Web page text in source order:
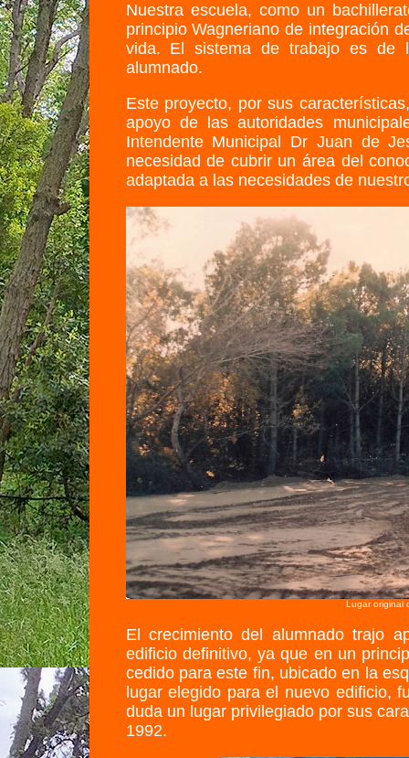
Nuestra escuela, como un
principio Wagneriano de integración
vida. El sistema de trabajo es de
alumnado.
Este proyecto, por sus
apoyo de las autoridades
Intendente Municipal Dr Juan de
necesidad de cubrir un área del
adaptada a las necesidades de
Lugar original
El crecimiento del alumnado trajo
edificio definitivo, ya que en un
cedido para este fin, ubicado en la
lugar elegido para el nuevo edificio,
duda un lugar privilegiado por sus
1992.